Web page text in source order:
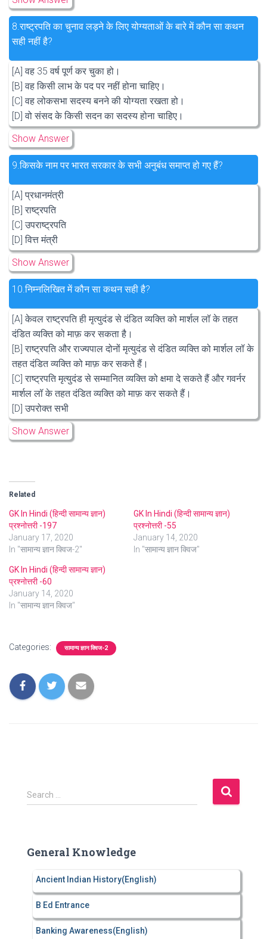
8.राष्ट्रपति का चुनाव लड़ने के लिए योग्यताओं के बारे में कौन सा कथन
सही नहीं है?
[A] वह 35 वर्ष पूर्ण कर चुका हो।
[B] वह किसी लाभ के पद पर नहीं होना चाहिए।
[C] वह लोकसभा सदस्य बनने की योग्यता रखता हो।
[D] वो संसद के किसी सदन का सदस्य होना चाहिए।
Show Answer
9.किसके नाम पर भारत सरकार के सभी अनुबंध समाप्त हो गए हैं?
[A] प्रधानमंत्री
[B] राष्ट्रपति
[C] उपराष्ट्रपति
[D] वित्त मंत्री
Show Answer
10.निम्नलिखित में कौन सा कथन सही है?
[A] केवल राष्ट्रपति ही मृत्युदंड से दंडित व्यक्ति को मार्शल लॉ के तहत
दंडित व्यक्ति को माफ़ कर सकता है।
[B] राष्ट्रपति और राज्यपाल दोनों मृत्युदंड से दंडित व्यक्ति को मार्शल लॉ के
तहत दंडित व्यक्ति को माफ़ कर सकते हैं।
[C] राष्ट्रपति मृत्युदंड से सम्मानित व्यक्ति को क्षमा दे सकते हैं और गवर्नर
मार्शल लॉ के तहत दंडित व्यक्ति को माफ़ कर सकते हैं।
[D] उपरोक्त सभी
Show Answer
Related
GK In Hindi (हिन्दी सामान्य ज्ञान)
प्रश्नोत्तरी -197
January 17, 2020
In "सामान्य ज्ञान क्विज-2"
GK In Hindi (हिन्दी सामान्य ज्ञान)
प्रश्नोत्तरी -55
January 14, 2020
In "सामान्य ज्ञान क्विज"
GK In Hindi (हिन्दी सामान्य ज्ञान)
प्रश्नोत्तरी -60
January 14, 2020
In "सामान्य ज्ञान क्विज"
Categories: सामान्य ज्ञान क्विज-2
S
e
h
Search …
General Knowledge
Ancient Indian History(English)
B Ed Entrance
Banking Awareness(English)